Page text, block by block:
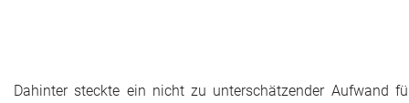
Dahinter steckte ein nicht zu unterschätzender Aufwand